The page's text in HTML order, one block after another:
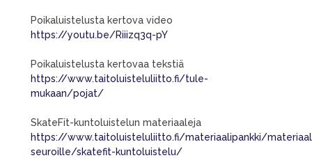
Poikaluistelusta kertova video
https://youtu.be/Riiizq3q-pY
Poikaluistelusta kertovaa tekstiä
https://www.taitoluisteluliitto.fi/tule-
mukaan/pojat/
SkateFit-kuntoluistelun materiaaleja
https://www.taitoluisteluliitto.fi/materiaalipankki/
seuroille/skatefit-kuntoluistelu/